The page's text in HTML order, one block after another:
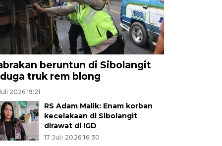
beruntun di Sibolangit
truk rem blong
2026 19:21
RS Adam Malik: Enam korban
kecelakaan di Sibolangit
dirawat di IGD
17 Juli 2026 16:30